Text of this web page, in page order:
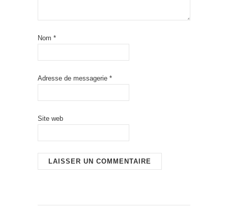
Nom *
Adresse de messagerie *
Site web